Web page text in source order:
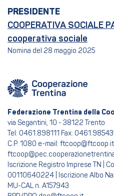
PRESIDENTE
COOPERATIVA SOCIALE
cooperativa sociale
Nomina del 28 maggio 2025
Federazione Trentina della
via Segantini, 10 - 38122 Trento
Tel: 0461.898111 Fax:
C.P. 1080 e-mail: ftcoop@ftcoop.it
Iscrizione Registro Imprese TN |
00110640224 | Iscrizione Albo
MU-CAL n. A157943